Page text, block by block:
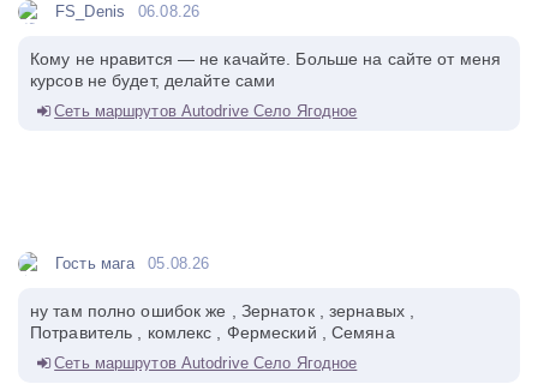
FS_Denis 06.08.26
Кому не нравится — не качайте. Больше на сайте от меня
курсов не будет, делайте сами
Сеть маршрутов Autodrive Село Ягодное
Гость мага 05.08.26
ну там полно ошибок же , Зернаток , зернавых ,
Потравитель , комлекс , Фермеский , Семяна
Сеть маршрутов Autodrive Село Ягодное